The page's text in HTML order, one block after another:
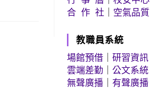
合 作 社
空氣品質
教職員系統
場館預借 ｜研習資訊
雲端差勤 ｜公文系統
無聲廣播
有聲廣播